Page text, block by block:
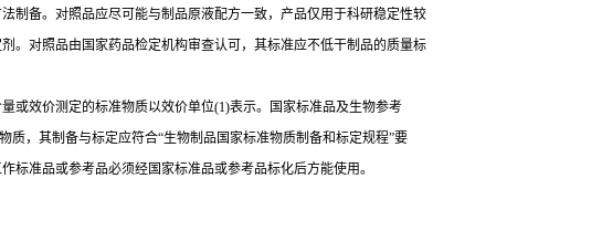
制备。对照品应尽可能与制品原液配方一致，产品仅用于科研稳定性较
。对照品由国家药品检定机构审查认可，其标准应不低干制品的质量标
或效价测定的标准物质以效价单位(1)表示。国家标准品及生物参考
质，其制备与标定应符合“生物制品国家标准物质制备和标定规程”要
标准品或参考品必须经国家标准品或参考品标化后方能使用。